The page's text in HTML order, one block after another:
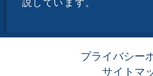
説しています。
プライバシー
サイトマ